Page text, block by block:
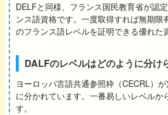
DELFと同様、フランス国民教育省が認
ンス語資格です。一度取得すれば無期限
のフランス語レベルを証明できる優れた
DALFのレベルはどのように分け
ヨーロッパ言語共通参照枠（CECRL）
に分かれています。一番易しいレベルか
す。